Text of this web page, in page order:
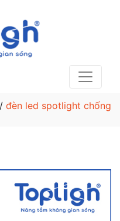
/ đèn led spotlight chống